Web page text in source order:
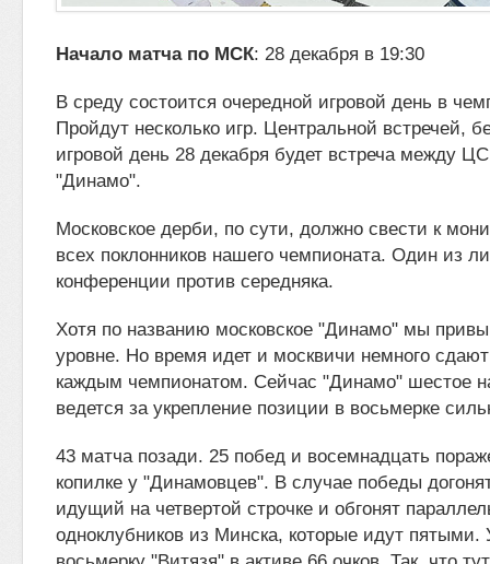
Начало матча по МСК: 28 декабря в 19:30
В среду состоится очередной игровой день в
Пройдут несколько игр. Центральной встречей,
игровой день 28 декабря будет встреча между
"Динамо".
Московское дерби, по сути, должно свести к
всех поклонников нашего чемпионата. Один из
конференции против середняка.
Хотя по названию московское "Динамо" мы
уровне. Но время идет и москвичи немного
каждым чемпионатом. Сейчас "Динамо" шестое
ведется за укрепление позиции в восьмерке
43 матча позади. 25 побед и восемнадцать
копилке у "Динамовцев". В случае победы
идущий на четвертой строчке и обгонят
одноклубников из Минска, которые идут